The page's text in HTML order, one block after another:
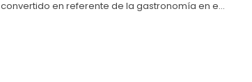
convertido en referente de la gastronomía en e...